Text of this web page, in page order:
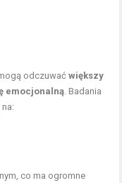
odczuwaćwiększy
emocjonalną . Badania
co ma ogromne